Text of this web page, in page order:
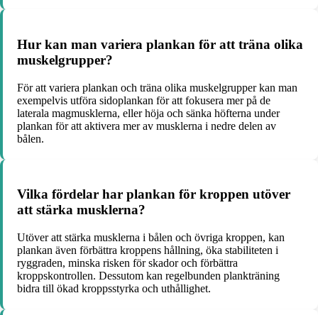
Hur kan man variera plankan för att träna olika
muskelgrupper?
För att variera plankan och träna olika muskelgrupper kan man
exempelvis utföra sidoplankan för att fokusera mer på de
laterala magmusklerna, eller höja och sänka höfterna under
plankan för att aktivera mer av musklerna i nedre delen av
bålen.
Vilka fördelar har plankan för kroppen utöver
att stärka musklerna?
Utöver att stärka musklerna i bålen och övriga kroppen, kan
plankan även förbättra kroppens hållning, öka stabiliteten i
ryggraden, minska risken för skador och förbättra
kroppskontrollen. Dessutom kan regelbunden plankträning
bidra till ökad kroppsstyrka och uthållighet.